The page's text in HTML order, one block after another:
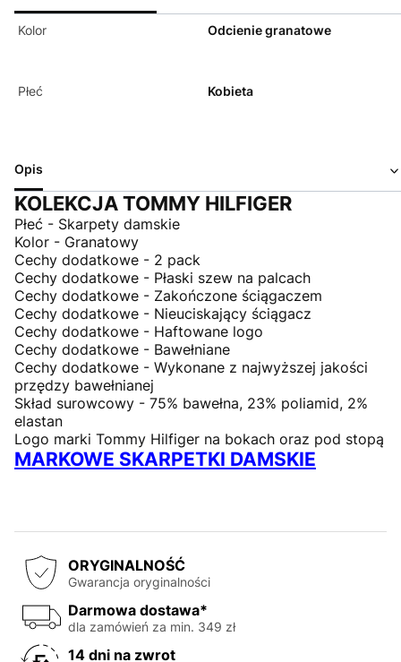
Kolor Odcienie granatowe
Płeć Kobieta
Opis
KOLEKCJA TOMMY HILFIGER
Płeć - Skarpety damskie
Kolor - Granatowy
Cechy dodatkowe - 2 pack
Cechy dodatkowe - Płaski szew na palcach
Cechy dodatkowe - Zakończone ściągaczem
Cechy dodatkowe - Nieuciskający ściągacz
Cechy dodatkowe - Haftowane logo
Cechy dodatkowe - Bawełniane
Cechy dodatkowe - Wykonane z najwyższej jakości
przędzy bawełnianej
Skład surowcowy - 75% bawełna, 23% poliamid, 2%
elastan
Logo marki Tommy Hilfiger na bokach oraz pod stopą
MARKOWE SKARPETKI DAMSKIE
ORYGINALNOŚĆ
Gwarancja oryginalności
Darmowa dostawa*
dla zamówień za min. 349 zł
14 dni na zwrot